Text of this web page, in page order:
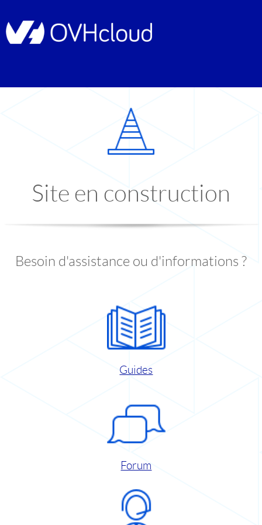
Site en construction
Besoin d'assistance ou d'informations ?
Guides
Forum